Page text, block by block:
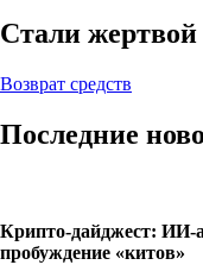
Стали
Возврат средств
Последние
Крипто-дайджест: ИИ-
пробуждение «китов»